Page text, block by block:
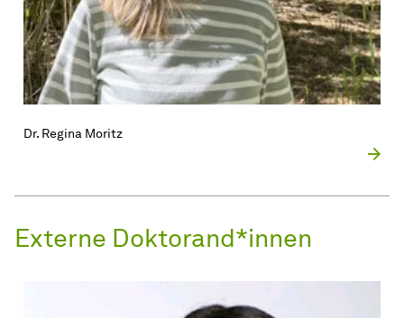
Dr. Regina Moritz
Externe Doktorand*innen